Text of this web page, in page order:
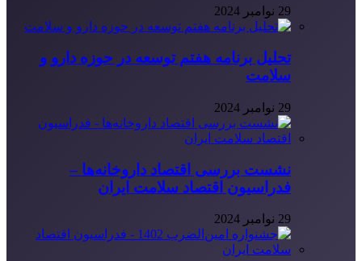
29 نوامبر 2024
تحلیل برنامه هفتم توسعه در حوزه دارو و
سلامت
29 نوامبر 2024
نشست بررسی اقتصاد داروخانه‌ها –
فدراسیون اقتصاد سلامت ایران
29 نوامبر 2024